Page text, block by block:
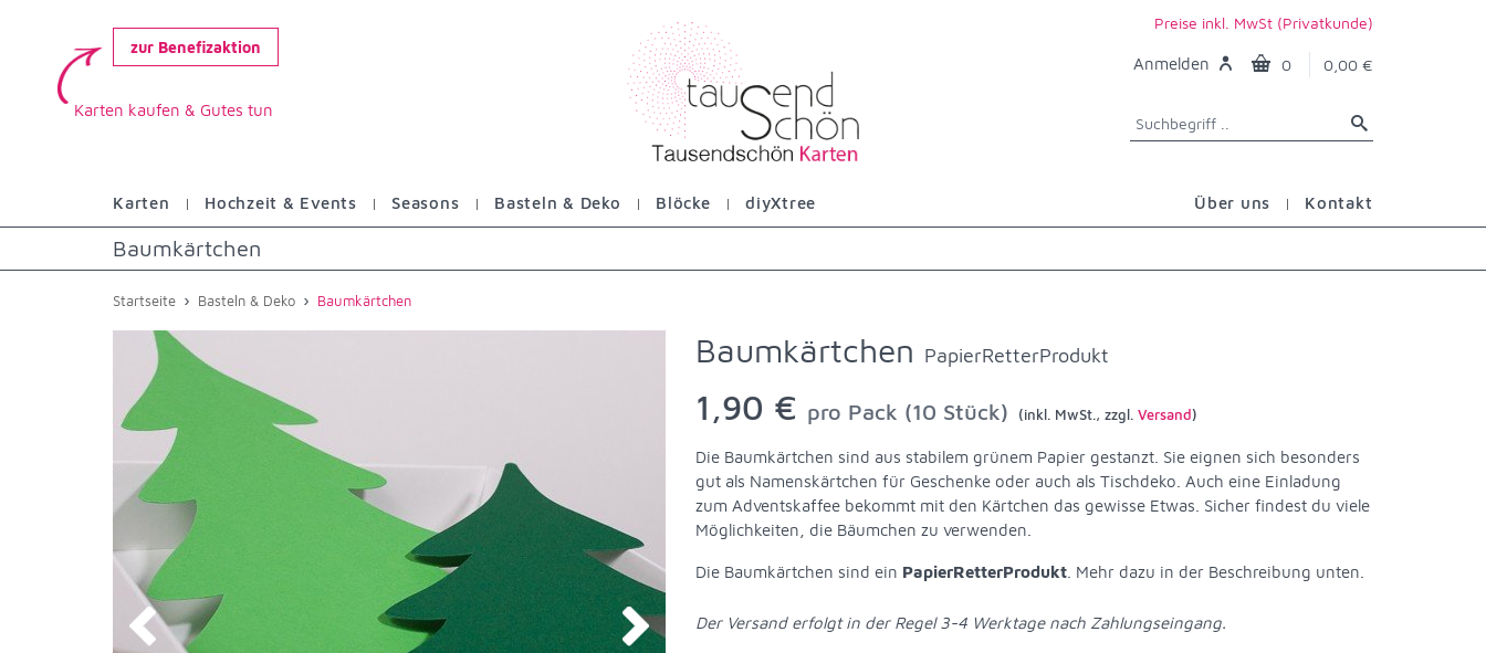
zur Benefizaktion
Karten kaufen & Gutes tun
Preise inkl. MwSt (Privatkunde)
Anmelden 0 0,00 €
Karten Hochzeit & Events Seasons Basteln & Deko Blöcke diyXtree Über uns Kontakt
Baumkärtchen
Startseite › Basteln & Deko › Baumkärtchen
Baumkärtchen PapierRetterProdukt
1,90 € pro Pack (10 Stück) (inkl. MwSt., zzgl. Versand)
Die Baumkärtchen sind aus stabilem grünem Papier gestanzt. Sie eignen sich besonders
gut als Namenskärtchen für Geschenke oder auch als Tischdeko. Auch eine Einladung
zum Adventskaffee bekommt mit den Kärtchen das gewisse Etwas. Sicher findest du viele
Möglichkeiten, die Bäumchen zu verwenden.
Die Baumkärtchen sind ein PapierRetterProdukt. Mehr dazu in der Beschreibung unten.
Der Versand erfolgt in der Regel 3-4 Werktage nach Zahlungseingang.